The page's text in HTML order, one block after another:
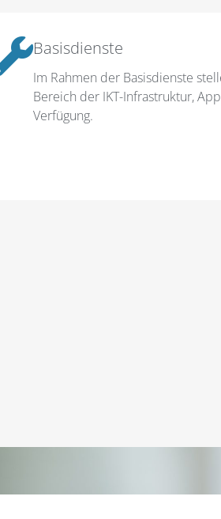
Basisdienste
Im Rahmen der Basisdienste
Bereich der IKT-Infrastruktur,
Verfügung.